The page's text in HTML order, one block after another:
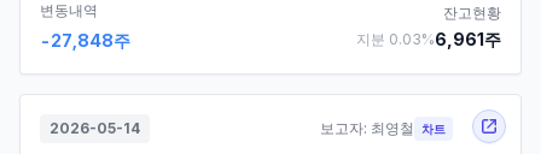
변동내역
-27,848주
잔고현황
지분 0.03%6,961주
2026-05-14 보고자: 최영철 차트